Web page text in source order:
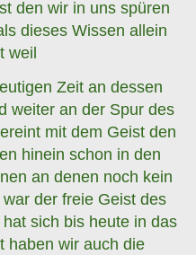
den wir in uns spüren
dieses Wissen allein
weil
Zeit an dessen
weiter an der Spur des
mit dem Geist den
hinein schon in den
an denen noch kein
der freie Geist des
sich bis heute in das
haben wir auch die